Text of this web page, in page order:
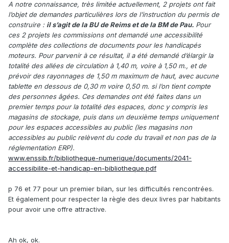
A notre connaissance, très limitée actuellement, 2 projets ont fait
l’objet de demandes particulières lors de l’instruction du permis de
construire : il s’agit de la BU de Reims et de la BM de Pau. Pour
ces 2 projets les commissions ont demandé une accessibilité
complète des collections de documents pour les handicapés
moteurs. Pour parvenir à ce résultat, il a été demandé d’élargir la
totalité des allées de circulation à 1,40 m, voire à 1,50 m., et de
prévoir des rayonnages de 1,50 m maximum de haut, avec aucune
tablette en dessous de 0,30 m voire 0,50 m. si l’on tient compte
des personnes âgées. Ces demandes ont été faites dans un
premier temps pour la totalité des espaces, donc y compris les
magasins de stockage, puis dans un deuxième temps uniquement
pour les espaces accessibles au public (les magasins non
accessibles au public relèvent du code du travail et non pas de la
réglementation ERP).
www.enssib.fr/bibliotheque-numerique/documents/2041-
accessibilite-et-handicap-en-bibliotheque.pdf
p 76 et 77 pour un premier bilan, sur les difficultés rencontrées.
Et également pour respecter la règle des deux livres par habitants
pour avoir une offre attractive.
Ah ok, ok.